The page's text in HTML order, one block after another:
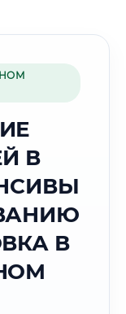
облачность
В
В